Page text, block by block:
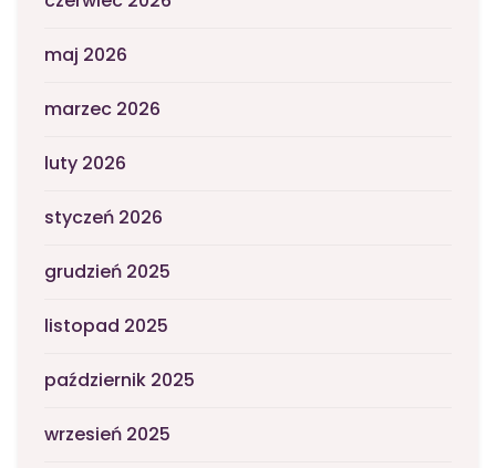
maj 2026
marzec 2026
luty 2026
styczeń 2026
grudzień 2025
listopad 2025
październik 2025
wrzesień 2025